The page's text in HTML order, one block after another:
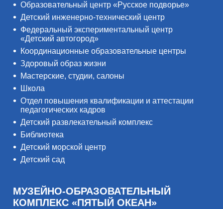
Образовательный центр «Русское подворье»
Детский инженерно-технический центр
Федеральный экспериментальный центр
«Детский автогород»
Координационные образовательные центры
Здоровый образ жизни
Мастерские, студии, салоны
Школа
Отдел повышения квалификации и аттестации
педагогических кадров
Детский развлекательный комплекс
Библиотека
Детский морской центр
Детский сад
МУЗЕЙНО-ОБРАЗОВАТЕЛЬНЫЙ
КОМПЛЕКС «ПЯТЫЙ ОКЕАН»